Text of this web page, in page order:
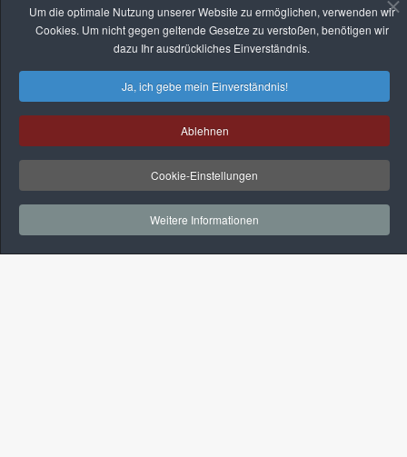
Um die optimale Nutzung unserer Website zu ermöglichen, verwenden wir
Cookies. Um nicht gegen geltende Gesetze zu verstoßen, benötigen wir
dazu Ihr ausdrückliches Einverständnis.
Ja, ich gebe mein Einverständnis!
Ablehnen
Cookie-Einstellungen
Weitere Informationen